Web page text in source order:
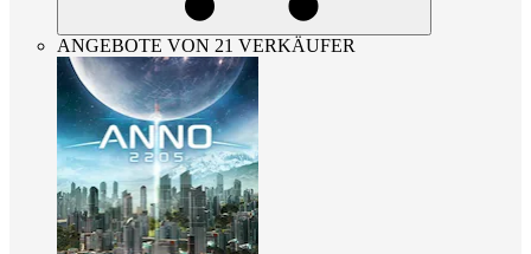
ANGEBOTE VON 21 VERKÄUFER